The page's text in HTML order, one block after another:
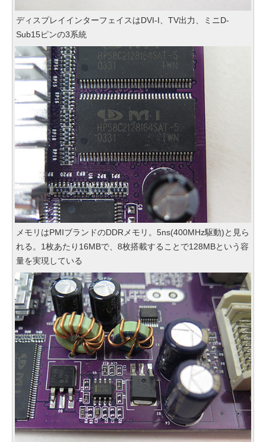
ディスプレイインターフェイスはDVI-I、TV出力、ミニD-
Sub15ピンの3系統
メモリはPMIブランドのDDRメモリ。5ns(400MHz駆動)と見ら
れる。1枚あたり16MBで、8枚搭載することで128MBという容
量を実現している